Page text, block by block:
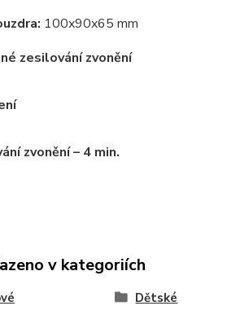
100x90x65 mm
zesilování zvonění
zvonění – 4 min.
v kategoriích
Dětské